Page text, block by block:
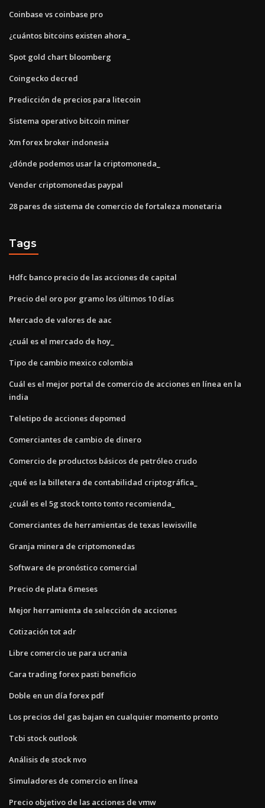
Coinbase vs coinbase pro
¿cuántos bitcoins existen ahora_
Spot gold chart bloomberg
Coingecko decred
Predicción de precios para litecoin
Sistema operativo bitcoin miner
Xm forex broker indonesia
¿dónde podemos usar la criptomoneda_
Vender criptomonedas paypal
28 pares de sistema de comercio de fortaleza monetaria
Tags
Hdfc banco precio de las acciones de capital
Precio del oro por gramo los últimos 10 días
Mercado de valores de aac
¿cuál es el mercado de hoy_
Tipo de cambio mexico colombia
Cuál es el mejor portal de comercio de acciones en línea en la
india
Teletipo de acciones depomed
Comerciantes de cambio de dinero
Comercio de productos básicos de petróleo crudo
¿qué es la billetera de contabilidad criptográfica_
¿cuál es el 5g stock tonto tonto recomienda_
Comerciantes de herramientas de texas lewisville
Granja minera de criptomonedas
Software de pronóstico comercial
Precio de plata 6 meses
Mejor herramienta de selección de acciones
Cotización tot adr
Libre comercio ue para ucrania
Cara trading forex pasti beneficio
Doble en un día forex pdf
Los precios del gas bajan en cualquier momento pronto
Tcbi stock outlook
Análisis de stock nvo
Simuladores de comercio en línea
Precio objetivo de las acciones de vmw